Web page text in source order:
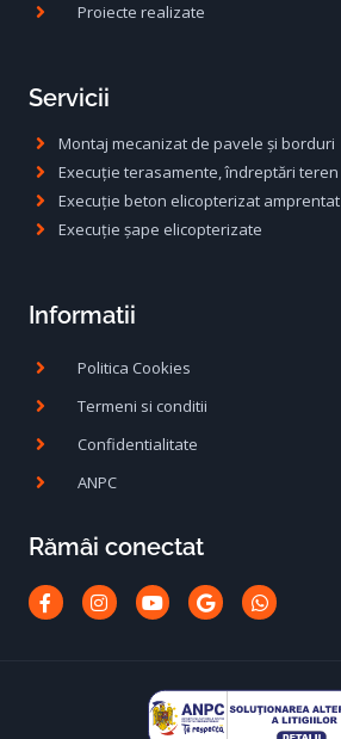
Proiecte realizate
Servicii
Montaj mecanizat de pavele și borduri
Execuție terasamente, îndreptări teren
Execuție beton elicopterizat amprentat
Execuție șape elicopterizate
Informatii
Politica Cookies
Termeni si conditii
Confidentialitate
ANPC
Rămâi conectat
Facebook-
f
Instagram
YoutubeGoogleWhatsapp